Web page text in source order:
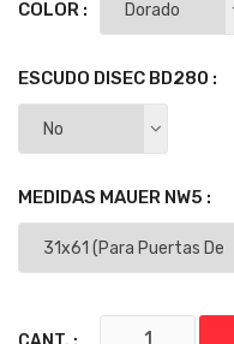
COLOR :
ESCUDO DISEC BD280 :
MEDIDAS MAUER NW5 :